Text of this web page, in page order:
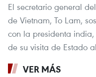
El secretario general
de Vietnam, To Lam,
con la presidenta
de su visita de Estado
VER MÁS